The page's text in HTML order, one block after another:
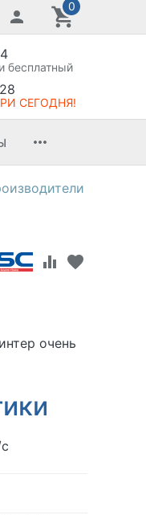
0
бесплатный
СЕГОДНЯ!
очень